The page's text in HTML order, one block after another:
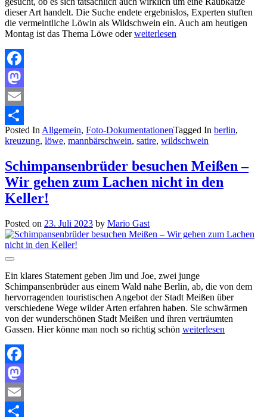
dieser Art handelt. Die Suche endete ergebnislos, Experten stuften
die vermeintliche Löwin als Wildschwein ein. Auch am heutigen
Montag ist das Thema Löwe oderweiterlesen
Facebook
Mastodon
Email
Teilen
Posted In Allgemein, Foto-DokumentationenTagged In berlin,
kreuzung, löwe, mannbärschwein, satire, wildschwein
Schimpansenbrüder besuchen Meißen –
Wir gehen zum Lachen nicht in den
Keller!
Posted on 23. Juli 2023 by Mario Gast
Ein klares Statement geben Jim und Joe, zwei junge
Schimpansenbrüder aus einem Wald nahe Berlin, ab, die von dem
hervorragenden touristischen Angebot der Stadt Meißen über
verschiedene Wege wilder Arten erfahren haben. Sie schwärmen
von der wunderschönen Stadt Meißen und ihren verträumten
Gassen. Hier könne man noch so richtig schön weiterlesen
Facebook
Mastodon
Email